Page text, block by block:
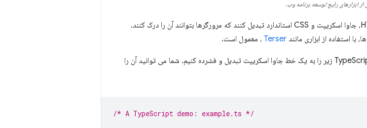
ابزارهای رایج توسعه برنامه وب.
این ابزارها به یک فرآیند ساخت نیاز دارند تا کد شما را به HTML، جاوا اسکریپت و CSS استاندارد تبدیل کنند که مرورگرها بتوانند آن را درک کنند.
استفاده از ابزاری مانند Terser ، معمول است.
به عنوان مثال، با استفاده از ابزارهای ساخت، می‌توانیم فایل TypeScript زیر را به یک خط جاوا اسکریپت تبدیل و فشرده کنیم. شما می توانید آن را
/* A TypeScript demo: example.ts */